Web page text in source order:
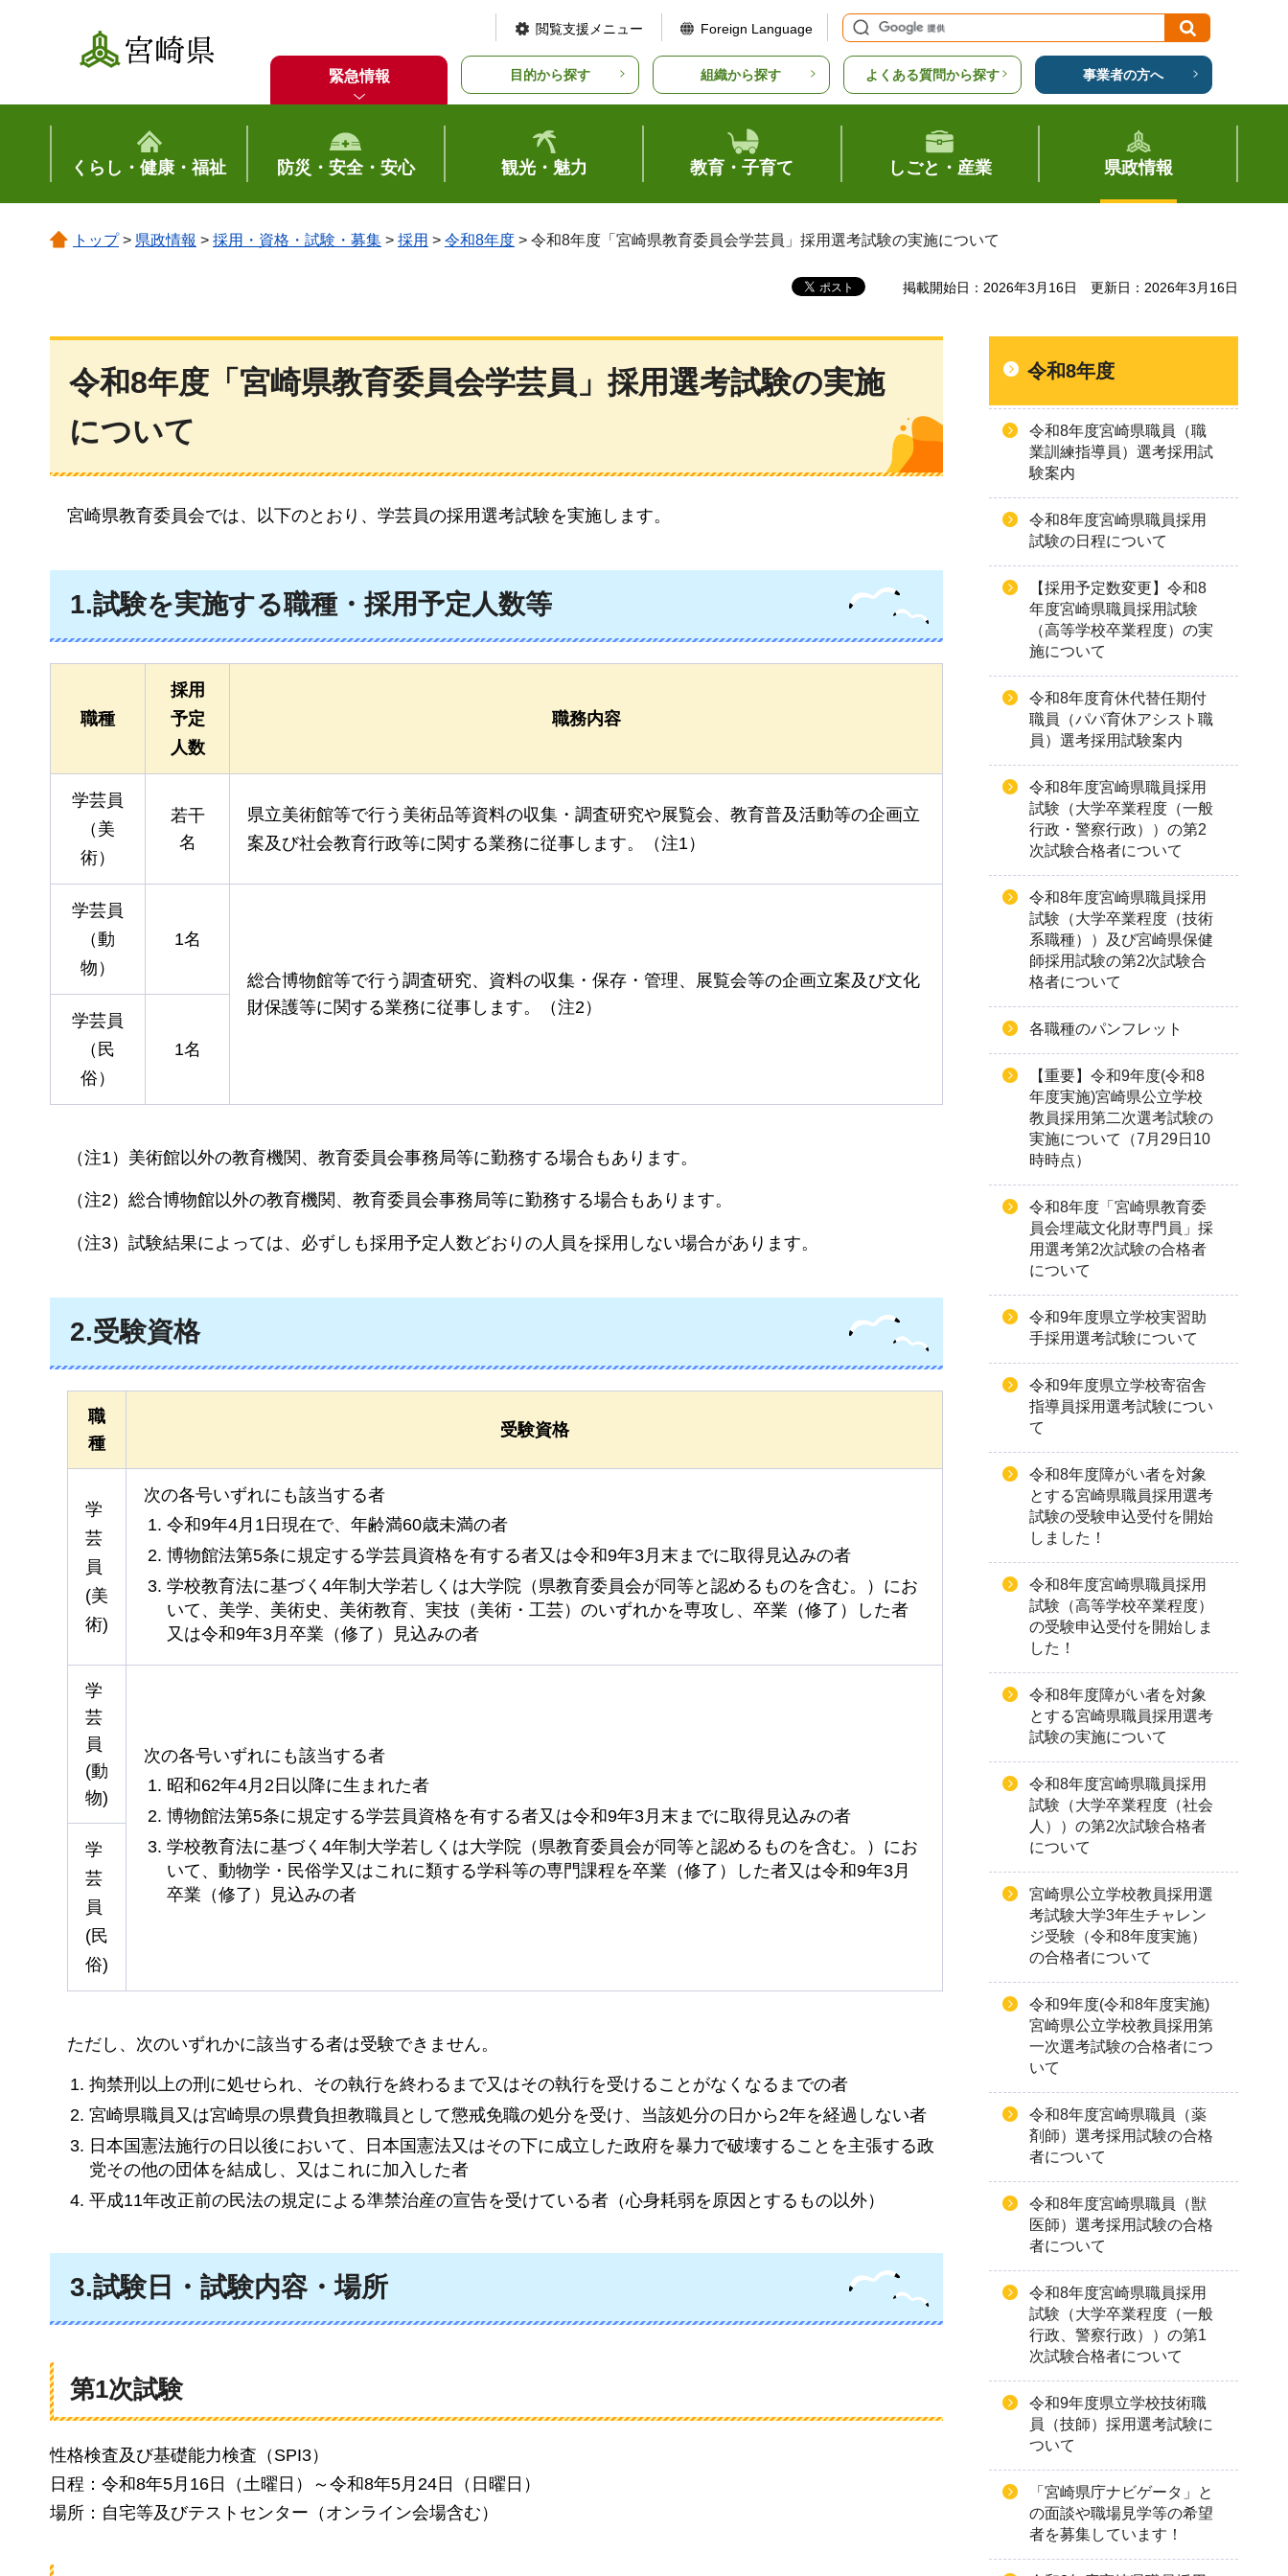
宮崎県
閲覧支援メニュー Foreign Language
緊急情報 目的から探す 組織から探す よくある質問から探す 事業者の方へ
くらし・健康・福祉 防災・安全・安心 観光・魅力 教育・子育て しごと・産業 県政情報
トップ> 県政情報 > 採用・資格・試験・募集 > 採用 > 令和8年度 > 令和8年度「宮崎県教育委員会学芸員」採用選考試験の実施について
掲載開始日：2026年3月16日 更新日：2026年3月16日
令和8年度「宮崎県教育委員会学芸員」採用選考試験の実施
について
宮崎県教育委員会では、以下のとおり、学芸員の採用選考試験を実施します。
1.試験を実施する職種・採用予定人数等
職種
採用
予定
人数
職務内容
学芸員
（美
術）
若干
名
県立美術館等で行う美術品等資料の収集・調査研究や展覧会、教育普及活動等の企画立
案及び社会教育行政等に関する業務に従事します。（注1）
学芸員
（動
物）
1名
総合博物館等で行う調査研究、資料の収集・保存・管理、展覧会等の企画立案及び文化
財保護等に関する業務に従事します。（注2）
学芸員
（民
俗）
1名
（注1）美術館以外の教育機関、教育委員会事務局等に勤務する場合もあります。
（注2）総合博物館以外の教育機関、教育委員会事務局等に勤務する場合もあります。
（注3）試験結果によっては、必ずしも採用予定人数どおりの人員を採用しない場合があります。
2.受験資格
職
種
受験資格
学
芸
員
(美
術)
次の各号いずれにも該当する者
令和9年4月1日現在で、年齢満60歳未満の者
博物館法第5条に規定する学芸員資格を有する者又は令和9年3月末までに取得見込みの者
学校教育法に基づく4年制大学若しくは大学院（県教育委員会が同等と認めるものを含む。）にお
いて、美学、美術史、美術教育、実技（美術・工芸）のいずれかを専攻し、卒業（修了）した者
又は令和9年3月卒業（修了）見込みの者
学
芸
員
(動
物)
次の各号いずれにも該当する者
昭和62年4月2日以降に生まれた者
博物館法第5条に規定する学芸員資格を有する者又は令和9年3月末までに取得見込みの者
学校教育法に基づく4年制大学若しくは大学院（県教育委員会が同等と認めるものを含む。）にお
いて、動物学・民俗学又はこれに類する学科等の専門課程を卒業（修了）した者又は令和9年3月
卒業（修了）見込みの者
学
芸
員
(民
俗)
ただし、 次のいずれかに該当する者は受験できません。
拘禁刑以上の刑に処せられ、その執行を終わるまで又はその執行を受けることがなくなるまでの者
宮崎県職員又は宮崎県の県費負担教職員として懲戒免職の処分を受け、当該処分の日から2年を経過しない者
日本国憲法施行の日以後において、日本国憲法又はその下に成立した政府を暴力で破壊することを主張する政
党その他の団体を結成し、又はこれに加入した者
平成11年改正前の民法の規定による準禁治産の宣告を受けている者（心身耗弱を原因とするもの以外）
3.試験日・試験内容・場所
第1次試験
性格検査及び基礎能力検査（SPI3）
日程：令和8年5月16日（土曜日）～令和8年5月24日（日曜日）
場所：自宅等及びテストセンター（オンライン会場含む）
令和8年度
令和8年度宮崎県職員（職
業訓練指導員）選考採用試
験案内
令和8年度宮崎県職員採用
試験の日程について
【採用予定数変更】令和8
年度宮崎県職員採用試験
（高等学校卒業程度）の実
施について
令和8年度育休代替任期付
職員（パパ育休アシスト職
員）選考採用試験案内
令和8年度宮崎県職員採用
試験（大学卒業程度（一般
行政・警察行政））の第2
次試験合格者について
令和8年度宮崎県職員採用
試験（大学卒業程度（技術
系職種））及び宮崎県保健
師採用試験の第2次試験合
格者について
各職種のパンフレット
【重要】令和9年度(令和8
年度実施)宮崎県公立学校
教員採用第二次選考試験の
実施について（7月29日10
時時点）
令和8年度「宮崎県教育委
員会埋蔵文化財専門員」採
用選考第2次試験の合格者
について
令和9年度県立学校実習助
手採用選考試験について
令和9年度県立学校寄宿舎
指導員採用選考試験につい
て
令和8年度障がい者を対象
とする宮崎県職員採用選考
試験の受験申込受付を開始
しました！
令和8年度宮崎県職員採用
試験（高等学校卒業程度）
の受験申込受付を開始しま
した！
令和8年度障がい者を対象
とする宮崎県職員採用選考
試験の実施について
令和8年度宮崎県職員採用
試験（大学卒業程度（社会
人））の第2次試験合格者
について
宮崎県公立学校教員採用選
考試験大学3年生チャレン
ジ受験（令和8年度実施）
の合格者について
令和9年度(令和8年度実施)
宮崎県公立学校教員採用第
一次選考試験の合格者につ
いて
令和8年度宮崎県職員（薬
剤師）選考採用試験の合格
者について
令和8年度宮崎県職員（獣
医師）選考採用試験の合格
者について
令和8年度宮崎県職員採用
試験（大学卒業程度（一般
行政、警察行政））の第1
次試験合格者について
令和9年度県立学校技術職
員（技師）採用選考試験に
ついて
「宮崎県庁ナビゲータ」と
の面談や職場見学等の希望
者を募集しています！